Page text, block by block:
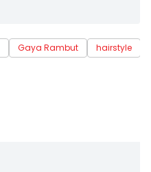
Gaya Rambut hairstyle